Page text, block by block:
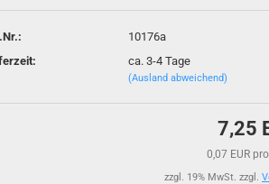
vergessen?
10176a
ca. 3-4 Tage
(Ausland abweichend)
7,25
0,07 EUR
zzgl. 19% MwSt. zzgl.